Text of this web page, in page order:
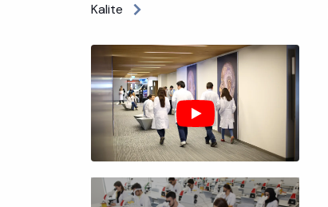
Kalite